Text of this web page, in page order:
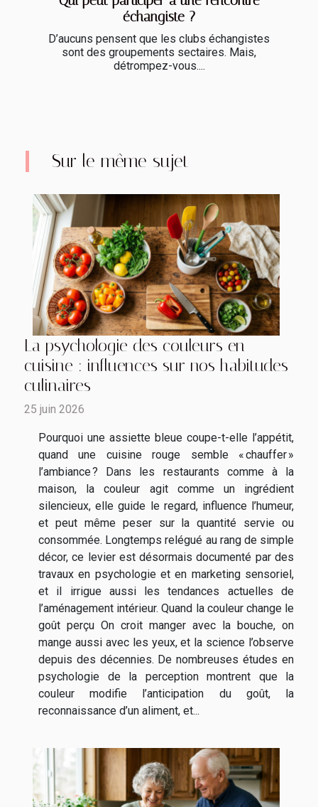
échangiste ?
D’aucuns pensent que les clubs échangistes
sont des groupements sectaires. Mais,
détrompez-vous....
Sur le même sujet
La psychologie des couleurs en
cuisine : influences sur nos habitudes
culinaires
25 juin 2026
Pourquoi une assiette bleue coupe-t-elle l’appétit,
quand une cuisine rouge semble « chauffer »
l’ambiance ? Dans les restaurants comme à la
maison, la couleur agit comme un ingrédient
silencieux, elle guide le regard, influence l’humeur,
et peut même peser sur la quantité servie ou
consommée. Longtemps relégué au rang de simple
décor, ce levier est désormais documenté par des
travaux en psychologie et en marketing sensoriel,
et il irrigue aussi les tendances actuelles de
l’aménagement intérieur. Quand la couleur change le
goût perçu On croit manger avec la bouche, on
mange aussi avec les yeux, et la science l’observe
depuis des décennies. De nombreuses études en
psychologie de la perception montrent que la
couleur modifie l’anticipation du goût, la
reconnaissance d’un aliment, et...